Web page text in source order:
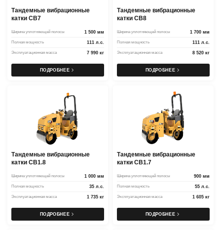
Тандемные вибрационные
катки CB7
Ширина уплотняющей полосы 1 500 мм
Полная мощность 111 л.с.
Эксплуатационная масса 7 990 кг
ПОДРОБНЕЕ
Тандемные вибрационные
катки CB8
Ширина уплотняющей полосы 1 700 мм
Полная мощность 111 л.с.
Эксплуатационная масса 8 520 кг
ПОДРОБНЕЕ
Тандемные вибрационные
катки CB1.8
Ширина уплотняющей полосы 1 000 мм
Полная мощность 35 л.с.
Эксплуатационная масса 1 735 кг
ПОДРОБНЕЕ
Тандемные вибрационные
катки CB1.7
Ширина уплотняющей полосы 900 мм
Полная мощность 55 л.с.
Эксплуатационная масса 1 605 кг
ПОДРОБНЕЕ